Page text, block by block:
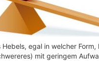
Hebels, egal in welcher
mit geringem